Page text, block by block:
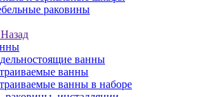
раковины
Назад
ванны
ванны
ванны в наборе